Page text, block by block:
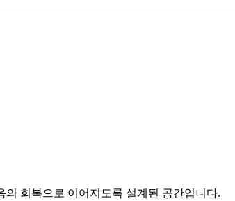
회복으로 이어지도록 설계된 공간입니다.